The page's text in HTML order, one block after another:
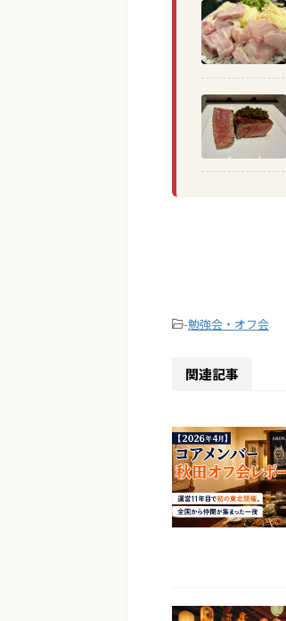
-勉強会・オフ会
関連記事